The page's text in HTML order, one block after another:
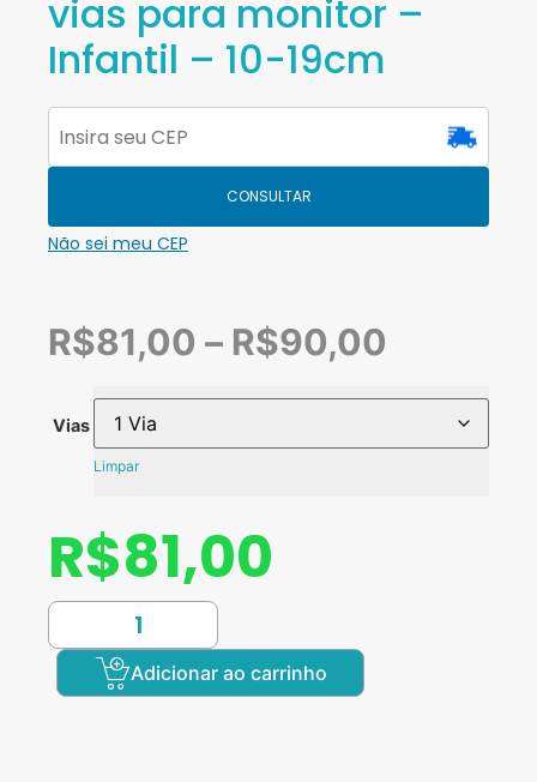
vias para monitor –
Infantil – 10-19cm
CONSULTAR
Não sei meu CEP
R$81,00 – R$90,00
Vias
Limpar
R$81,00
Adicionar ao carrinho